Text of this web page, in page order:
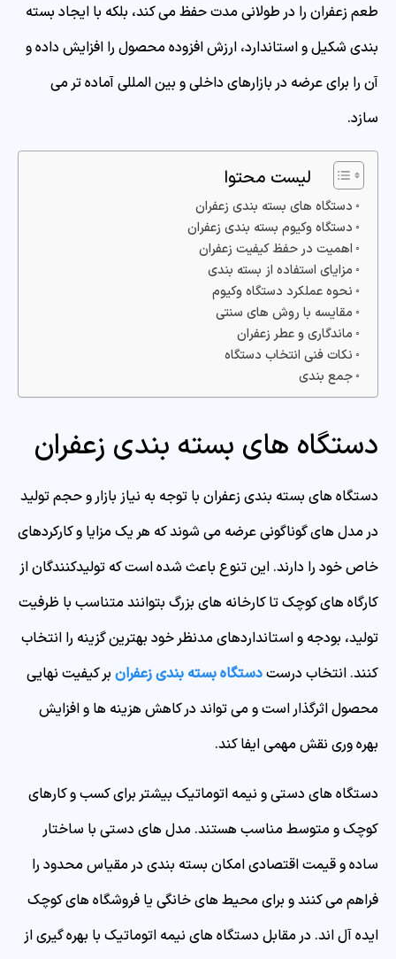
طعم زعفران را در طولانی مدت حفظ می کند، بلکه با ایجاد بسته
بندی شکیل و استاندارد، ارزش افزوده محصول را افزایش داده و
آن را برای عرضه در بازارهای داخلی و بین المللی آماده تر می
سازد.
لیست محتوا
دستگاه های بسته بندی زعفران
دستگاه وکیوم بسته بندی زعفران
اهمیت در حفظ کیفیت زعفران
مزایای استفاده از بسته‌ بندی
نحوه عملکرد دستگاه وکیوم
مقایسه با روش‌ های سنتی
ماندگاری و عطر زعفران
نکات فنی انتخاب دستگاه
جمع بندی
دستگاه های بسته بندی زعفران
دستگاه های بسته بندی زعفران با توجه به نیاز بازار و حجم تولید
در مدل های گوناگونی عرضه می شوند که هر یک مزایا و کارکردهای
خاص خود را دارند. این تنوع باعث شده است که تولیدکنندگان از
کارگاه های کوچک تا کارخانه های بزرگ بتوانند متناسب با ظرفیت
تولید، بودجه و استانداردهای مدنظر خود بهترین گزینه را انتخاب
کنند. انتخاب درستدستگاه بسته بندی زعفران بر کیفیت نهایی
محصول اثرگذار است و می تواند در کاهش هزینه ها و افزایش
بهره وری نقش مهمی ایفا کند.
دستگاه های دستی و نیمه اتوماتیک بیشتر برای کسب و کارهای
کوچک و متوسط مناسب هستند. مدل های دستی با ساختار
ساده و قیمت اقتصادی امکان بسته بندی در مقیاس محدود را
فراهم می کنند و برای محیط های خانگی یا فروشگاه های کوچک
ایده آل اند. در مقابل دستگاه های نیمه اتوماتیک با بهره گیری از